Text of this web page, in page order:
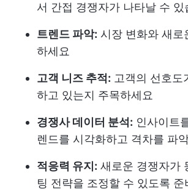
서 간접 경쟁자가 나타날 수 있
트렌드 파악: 시장 변화와 새로
하세요
고객 니즈 추적: 고객의 선호도
하고 있는지 주목하세요
경쟁사 데이터 분석: 인사이트
렌드를 시각화하고 격차를 파
적응력 유지: 새로운 경쟁자가
팅 전략을 조정할 수 있도록 준